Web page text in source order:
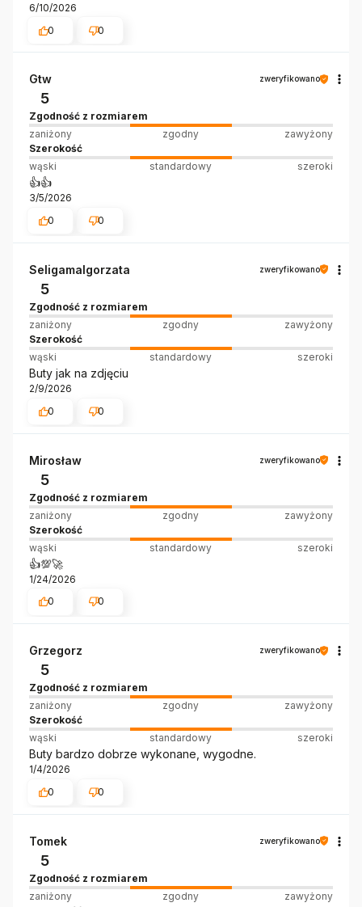
6/10/2026
0
0
Gtw zweryfikowano
5
Zgodność z rozmiarem
zaniżony
zgodny
zawyżony
Szerokość
wąski
standardowy szeroki
👍️👍️
3/5/2026
0
0
Seligamalgorzata zweryfikowano
5
Zgodność z rozmiarem
zaniżony
zgodny
zawyżony
Szerokość
wąski
standardowy szeroki
Buty jak na zdjęciu
2/9/2026
0
0
Mirosław zweryfikowano
5
Zgodność z rozmiarem
zaniżony
zgodny
zawyżony
Szerokość
wąski
standardowy szeroki
👍️💯🚀
1/24/2026
0
0
Grzegorz zweryfikowano
5
Zgodność z rozmiarem
zaniżony
zgodny
zawyżony
Szerokość
wąski
standardowy szeroki
Buty bardzo dobrze wykonane, wygodne.
1/4/2026
0
0
Tomek zweryfikowano
5
Zgodność z rozmiarem
zaniżony
zgodny
zawyżony